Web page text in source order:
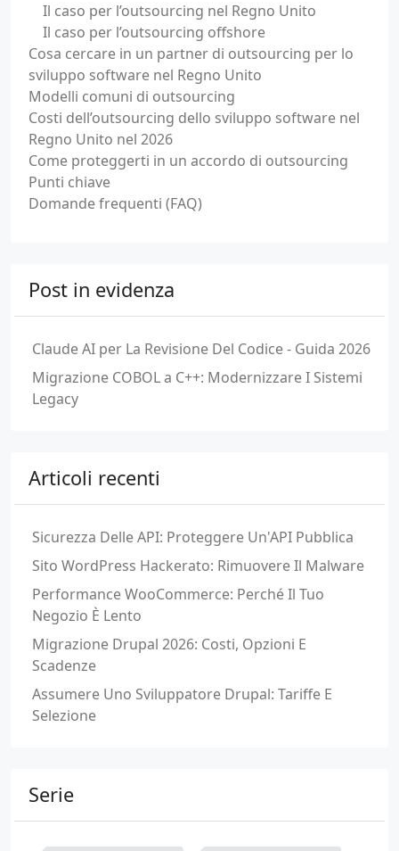
Il caso per l’outsourcing nel Regno Unito
Il caso per l’outsourcing offshore
Cosa cercare in un partner di outsourcing per lo
sviluppo software nel Regno Unito
Modelli comuni di outsourcing
Costi dell’outsourcing dello sviluppo software nel
Regno Unito nel 2026
Come proteggerti in un accordo di outsourcing
Punti chiave
Domande frequenti (FAQ)
Post in evidenza
Claude AI per La Revisione Del Codice - Guida 2026
Migrazione COBOL a C++: Modernizzare I Sistemi
Legacy
Articoli recenti
Sicurezza Delle API: Proteggere Un'API Pubblica
Sito WordPress Hackerato: Rimuovere Il Malware
Performance WooCommerce: Perché Il Tuo
Negozio È Lento
Migrazione Drupal 2026: Costi, Opzioni E
Scadenze
Assumere Uno Sviluppatore Drupal: Tariffe E
Selezione
Serie